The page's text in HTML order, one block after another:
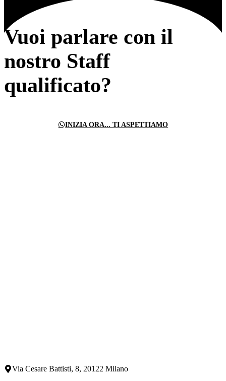
Vuoi parlare con il
nostro Staff
qualificato?
INIZIA ORA... TI ASPETTIAMO
Via Cesare Battisti, 8, 20122 Milano